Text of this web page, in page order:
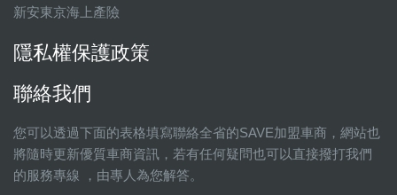
新安東京海上產險
隱私權保護政策
聯絡我們
您可以透過下面的表格填寫聯絡全省的SAVE加盟車商，網站也
將隨時更新優質車商資訊，若有任何疑問也可以直接撥打我們
的服務專線 ，由專人為您解答。